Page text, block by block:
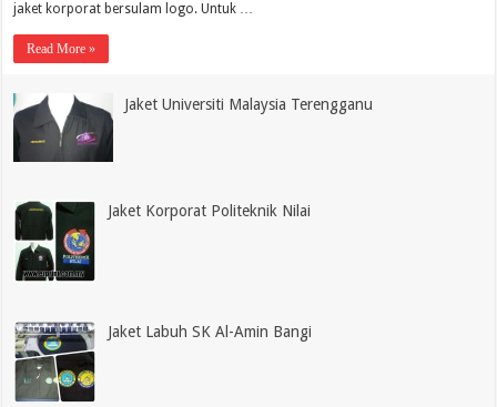
jaket korporat bersulam logo. Untuk …
Read More »
Jaket Universiti Malaysia Terengganu
Jaket Korporat Politeknik Nilai
Jaket Labuh SK Al-Amin Bangi